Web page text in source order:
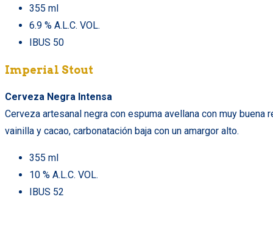
355 ml
6.9 % A.L.C. VOL.
IBUS 50
Imperial Stout
Cerveza Negra Intensa
Cerveza artesanal negra con espuma avellana con muy
vainilla y cacao, carbonatación baja con un amargor alto.
355 ml
10 % A.L.C. VOL.
IBUS 52